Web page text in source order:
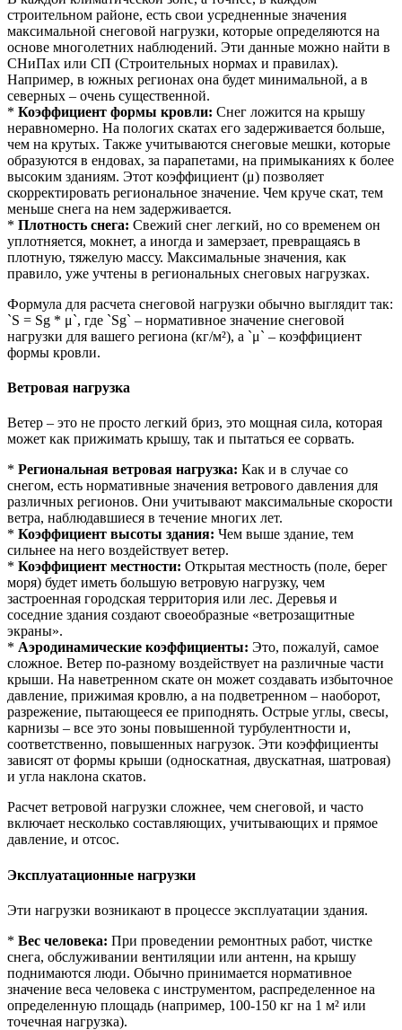
строительном районе, есть свои усредненные значения
максимальной снеговой нагрузки, которые определяются на
основе многолетних наблюдений. Эти данные можно найти в
СНиПах или СП (Строительных нормах и правилах).
Например, в южных регионах она будет минимальной, а в
северных – очень существенной.
* Коэффициент формы кровли: Снег ложится на крышу
неравномерно. На пологих скатах его задерживается больше,
чем на крутых. Также учитываются снеговые мешки, которые
образуются в ендовах, за парапетами, на примыканиях к более
высоким зданиям. Этот коэффициент (μ) позволяет
скорректировать региональное значение. Чем круче скат, тем
меньше снега на нем задерживается.
* Плотность снега: Свежий снег легкий, но со временем он
уплотняется, мокнет, а иногда и замерзает, превращаясь в
плотную, тяжелую массу. Максимальные значения, как
правило, уже учтены в региональных снеговых нагрузках.
Формула для расчета снеговой нагрузки обычно выглядит так:
`S = Sg * μ`, где `Sg` – нормативное значение снеговой
нагрузки для вашего региона (кг/м²), а `μ` – коэффициент
формы кровли.
Ветровая нагрузка
Ветер – это не просто легкий бриз, это мощная сила, которая
может как прижимать крышу, так и пытаться ее сорвать.
* Региональная ветровая нагрузка: Как и в случае со
снегом, есть нормативные значения ветрового давления для
различных регионов. Они учитывают максимальные скорости
ветра, наблюдавшиеся в течение многих лет.
* Коэффициент высоты здания: Чем выше здание, тем
сильнее на него воздействует ветер.
* Коэффициент местности: Открытая местность (поле, берег
моря) будет иметь большую ветровую нагрузку, чем
застроенная городская территория или лес. Деревья и
соседние здания создают своеобразные «ветрозащитные
экраны».
* Аэродинамические коэффициенты: Это, пожалуй, самое
сложное. Ветер по-разному воздействует на различные части
крыши. На наветренном скате он может создавать избыточное
давление, прижимая кровлю, а на подветренном – наоборот,
разрежение, пытающееся ее приподнять. Острые углы, свесы,
карнизы – все это зоны повышенной турбулентности и,
соответственно, повышенных нагрузок. Эти коэффициенты
зависят от формы крыши (односкатная, двускатная, шатровая)
и угла наклона скатов.
Расчет ветровой нагрузки сложнее, чем снеговой, и часто
включает несколько составляющих, учитывающих и прямое
давление, и отсос.
Эксплуатационные нагрузки
Эти нагрузки возникают в процессе эксплуатации здания.
* Вес человека: При проведении ремонтных работ, чистке
снега, обслуживании вентиляции или антенн, на крышу
поднимаются люди. Обычно принимается нормативное
значение веса человека с инструментом, распределенное на
определенную площадь (например, 100-150 кг на 1 м² или
точечная нагрузка).